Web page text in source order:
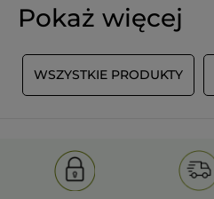
Pokaż więcej
WSZYSTKIE PRODUKTY